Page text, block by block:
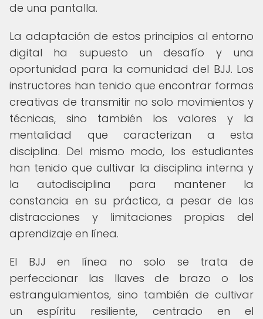
de una pantalla.
La adaptación de estos principios al entorno
digital ha supuesto un desafío y una
oportunidad para la comunidad del BJJ. Los
instructores han tenido que encontrar formas
creativas de transmitir no solo movimientos y
técnicas, sino también los valores y la
mentalidad que caracterizan a esta
disciplina. Del mismo modo, los estudiantes
han tenido que cultivar la disciplina interna y
la autodisciplina para mantener la
constancia en su práctica, a pesar de las
distracciones y limitaciones propias del
aprendizaje en línea.
El BJJ en línea no solo se trata de
perfeccionar las llaves de brazo o los
estrangulamientos, sino también de cultivar
un espíritu resiliente, centrado en el